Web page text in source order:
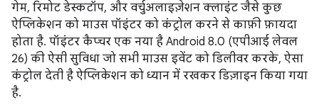
गेम, रिमोट डेस्कटॉप, और वर्चुअलाइज़ेशन क्लाइंट जैसे कुछ
ऐप्लिकेशन को माउस पॉइंटर को कंट्रोल करने से काफ़ी फ़ायदा
होता है. पॉइंटर कैप्चर एक नया है Android 8.0 (एपीआई लेवल
26) की ऐसी सुविधा जो सभी माउस इवेंट को डिलीवर करके, ऐसा
कंट्रोल देती है ऐप्लिकेशन को ध्यान में रखकर डिज़ाइन किया गया
है.